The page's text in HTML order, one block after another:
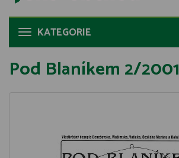
KATEGORIE
Pod Blaníkem 2/2001